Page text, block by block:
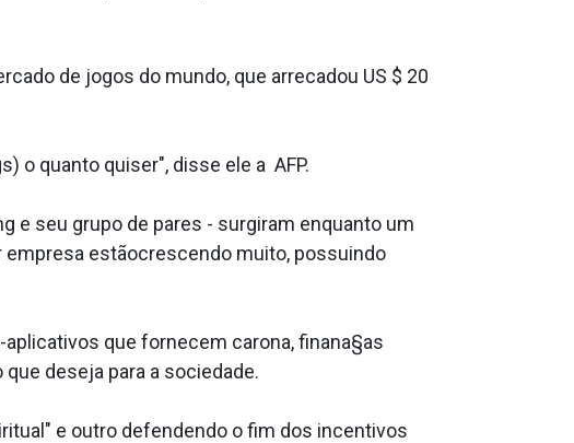
de jogos do mundo, que arrecadou US $ 20
o quanto quiser", disse ele a AFP.
e seu grupo de pares - surgiram enquanto um
empresa estãocrescendo muito, possuindo
que fornecem carona, finana§as
deseja para a sociedade.
e outro defendendo o fim dos incentivos